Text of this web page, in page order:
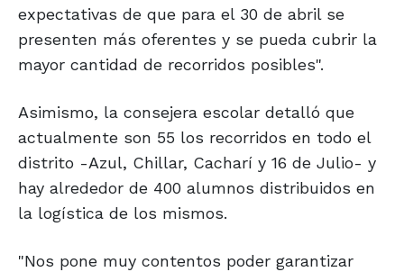
expectativas de que para el 30 de abril se
presenten más oferentes y se pueda cubrir la
mayor cantidad de recorridos posibles".
Asimismo, la consejera escolar detalló que
actualmente son 55 los recorridos en todo el
distrito -Azul, Chillar, Cacharí y 16 de Julio- y
hay alrededor de 400 alumnos distribuidos en
la logística de los mismos.
"Nos pone muy contentos poder garantizar